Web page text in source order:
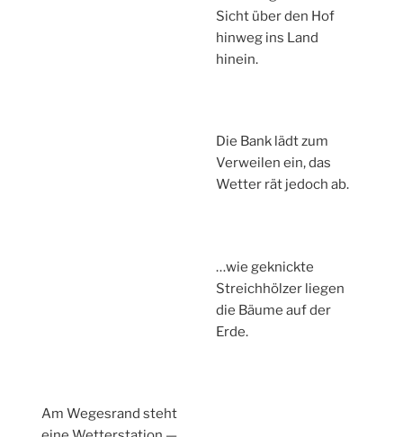
Sicht über den Hof
hinweg ins Land
hinein.
Die Bank lädt zum
Verweilen ein, das
Wetter rät jedoch ab.
…wie geknickte
Streichhölzer liegen
die Bäume auf der
Erde.
Am Wegesrand steht